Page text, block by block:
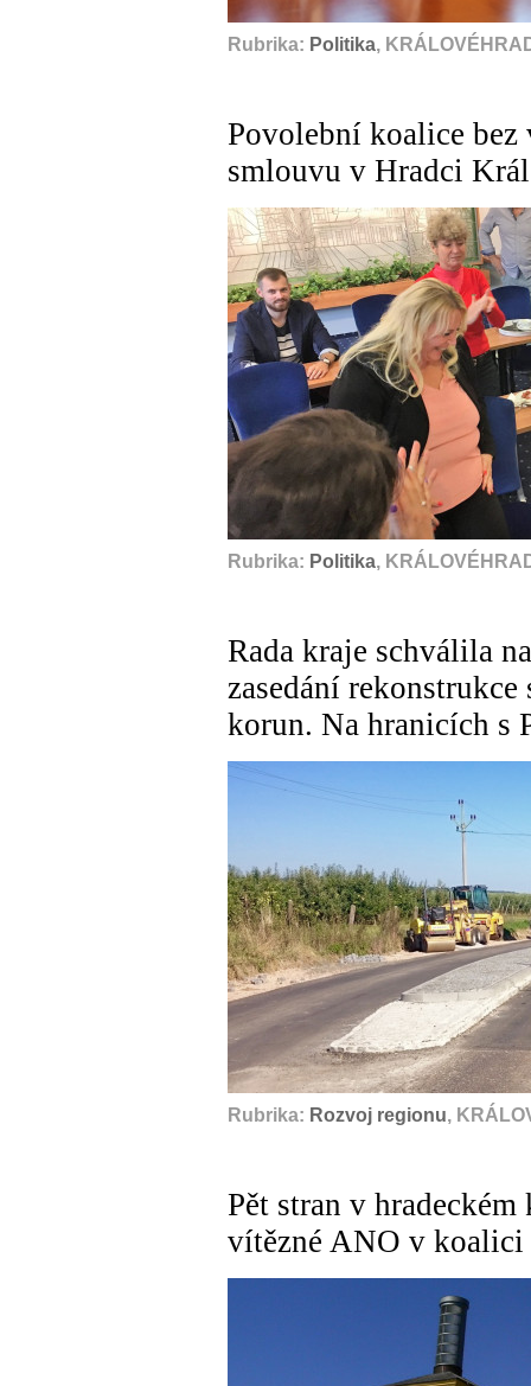
Rubrika: Politika,
Povolební koalice
smlouvu v Hradci
Rubrika: Politika,
Rada kraje schválila
zasedání
korun. Na hranicích s
Rubrika: Rozvoj regionu,
Pět stran v
vítězné ANO v koalici